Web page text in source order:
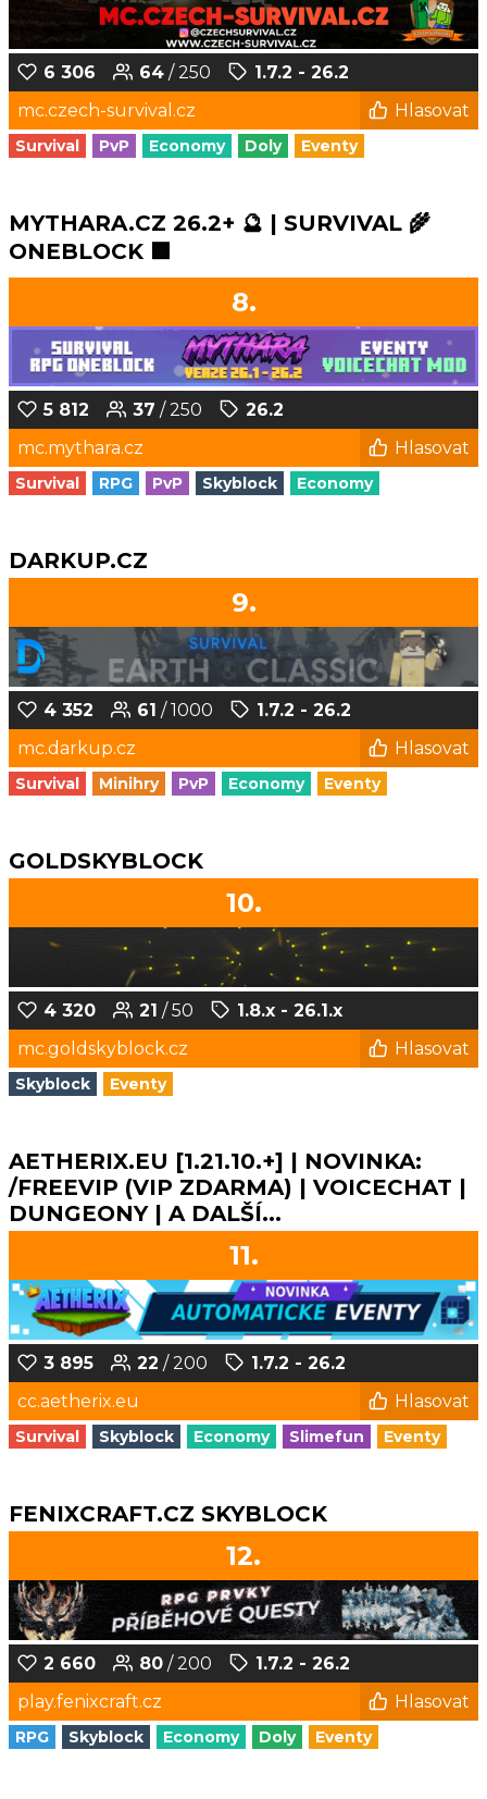
6 306 64 / 250
1.7.2 - 26.2
mc.czech-survival.cz
Hlasovat
Survival PvP Economy Doly Eventy
MYTHARA.CZ 26.2+ 🔮 | SURVIVAL 🌾
ONEBLOCK 🟩
8.
5 812 37 / 250
26.2
mc.mythara.cz
Hlasovat
Survival RPG PvP Skyblock Economy
DARKUP.CZ
9.
4 352 61 / 1000
1.7.2 - 26.2
mc.darkup.cz
Hlasovat
Survival Minihry PvP Economy Eventy
GOLDSKYBLOCK
10.
4 320 21 / 50
1.8.x - 26.1.x
mc.goldskyblock.cz
Hlasovat
Skyblock Eventy
AETHERIX.EU [1.21.10.+] | NOVINKA:
/FREEVIP (VIP ZDARMA) | VOICECHAT |
DUNGEONY | A DALŠÍ...
11.
3 895 22 / 200
1.7.2 - 26.2
cc.aetherix.eu
Hlasovat
Survival Skyblock Economy Slimefun Eventy
FENIXCRAFT.CZ SKYBLOCK
12.
2 660 80 / 200
1.7.2 - 26.2
play.fenixcraft.cz
Hlasovat
RPG Skyblock Economy Doly Eventy